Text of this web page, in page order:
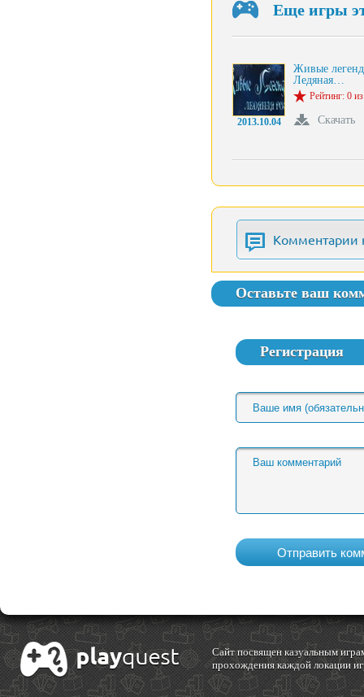
Еще игры
2013.10.04
Живые
Ледяная…
Рейтинг: 0
Скачать
Комментарии
Оставьте ваш
Регистрация
Cайт посвящен казуальным
прохождения каждой локации